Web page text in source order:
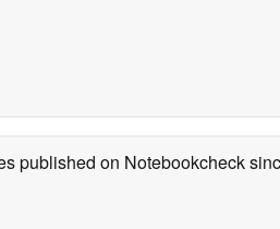
published on Notebookcheck